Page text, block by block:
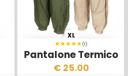
(1)
Pantalone Termico
Reversibile Esercito
XL
€ 25.00